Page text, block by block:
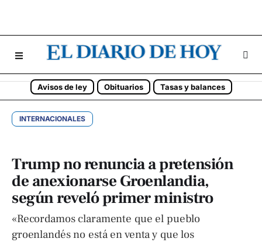
Avisos de ley Obituarios Tasas y balances
INTERNACIONALES
Trump no renuncia a pretensión
de anexionarse Groenlandia,
según reveló primer ministro
«Recordamos claramente que el pueblo
groenlandés no está en venta y que los